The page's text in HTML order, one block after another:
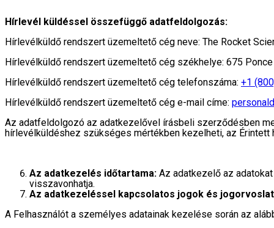
Hírlevél küldéssel összefüggő adatfeldolgozás:
Hírlevélküldő rendszert üzemeltető cég neve: The Rocket
Hírlevélküldő rendszert üzemeltető cég székhelye: 675
Hírlevélküldő rendszert üzemeltető cég telefonszáma: +1
Hírlevélküldő rendszert üzemeltető cég e-mail címe:
Az adatfeldolgozó az adatkezelővel írásbeli szerződésben
hírlevélküldéshez szükséges mértékben kezelheti, az
Az adatkezelés időtartama: Az adatkezelő az
visszavonhatja.
Az adatkezeléssel kapcsolatos jogok és
A Felhasználót a személyes adatainak kezelése során az